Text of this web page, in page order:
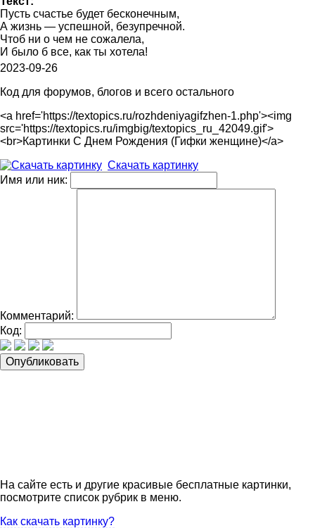
Пусть счастье будет бесконечным,
А жизнь — успешной, безупречной.
Чтоб ни о чем не сожалела,
И было б все, как ты хотела!
2023-09-26
Код для форумов, блогов и всего остального
<a href='https://textopics.ru/rozhdeniyagifzhen-1.php'><img
src='https://textopics.ru/imgbig/textopics_ru_42049.gif'>
<br>Картинки С Днем Рождения (Гифки женщине)</a>
Скачать картинку
Имя или ник:
Комментарий:
Код:
На сайте есть и другие красивые бесплатные картинки,
посмотрите список рубрик в меню.
Как скачать картинку?